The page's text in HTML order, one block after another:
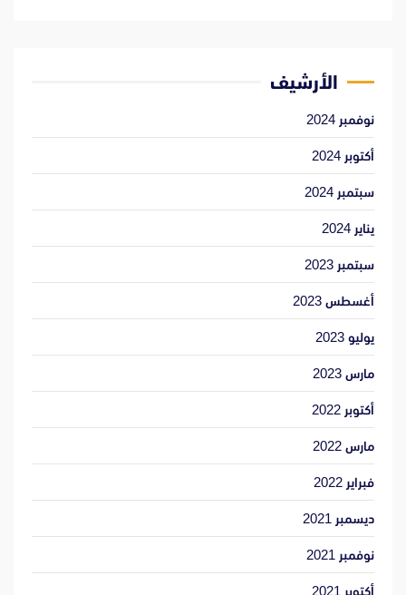
الأرشيف
نوفمبر 2024
أكتوبر 2024
سبتمبر 2024
يناير 2024
سبتمبر 2023
أغسطس 2023
يوليو 2023
مارس 2023
أكتوبر 2022
مارس 2022
فبراير 2022
ديسمبر 2021
نوفمبر 2021
أكتوبر 2021